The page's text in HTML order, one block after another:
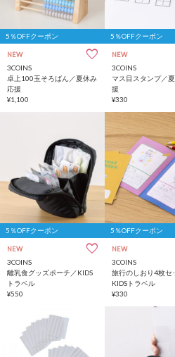
5％OFFクーポン
NEW
3COINS
卓上100玉そろばん／夏休み
応援
¥1,100
5％OFFクーポン
NEW
3COINS
マス目スタンプ／
援
¥330
5％OFFクーポン
NEW
3COINS
離乳食グッズポーチ／KIDS
トラベル
¥550
5％OFFクーポン
NEW
3COINS
旅行のしおり4枚セ
KIDSトラベル
¥330